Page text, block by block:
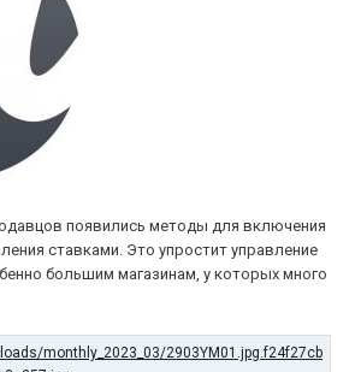
появились методы для включения
ставками. Это упростит управление
большим магазинам, у которых много